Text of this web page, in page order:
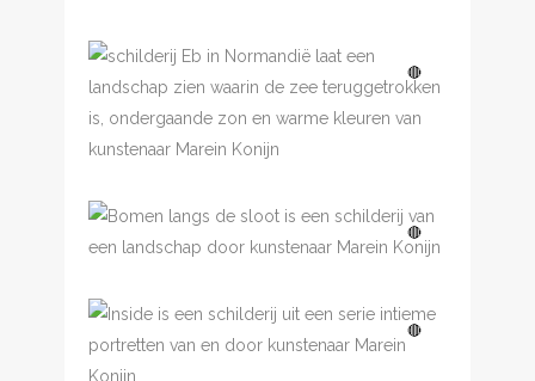
🔴
Eb in Normandie
🔴
Bomen langs de sloot
🔴
Inside